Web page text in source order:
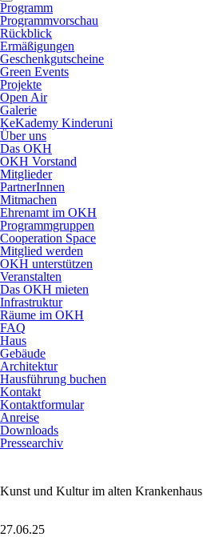
Programm
Programmvorschau
Rückblick
Ermäßigungen
Geschenkgutscheine
Green Events
Projekte
Open Air
Galerie
KeKademy Kinderuni
Über uns
Das OKH
OKH Vorstand
Mitglieder
PartnerInnen
Mitmachen
Ehrenamt im OKH
Programmgruppen
Cooperation Space
Mitglied werden
OKH unterstützen
Veranstalten
Das OKH mieten
Infrastruktur
Räume im OKH
FAQ
Haus
Gebäude
Architektur
Hausführung buchen
Kontakt
Kontaktformular
Anreise
Downloads
Pressearchiv
Kunst und Kultur im alten Krankenhaus
27.06.25